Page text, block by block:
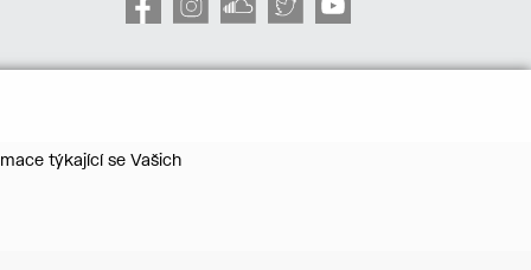
týkající se Vašich